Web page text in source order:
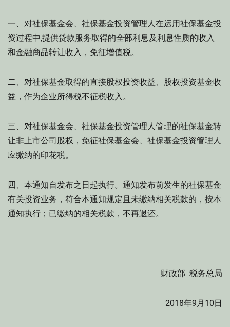
一、对社保基金会、社保基金投资管理人在运用社保基金投
资过程中,提供贷款服务取得的全部利息及利息性质的收入
和金融商品转让收入，免征增值税。
二、对社保基金取得的直接股权投资收益、股权投资基金收
益，作为企业所得税不征税收入。
三、对社保基金会、社保基金投资管理人管理的社保基金转
让非上市公司股权，免征社保基金会、社保基金投资管理人
应缴纳的印花税。
四、本通知自发布之日起执行。通知发布前发生的社保基金
有关投资业务，符合本通知规定且未缴纳相关税款的，按本
通知执行；已缴纳的相关税款，不再退还。
财政部 税务总局
2018年9月10日